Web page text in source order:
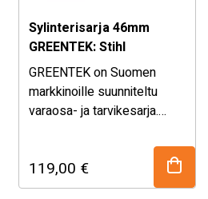
Sylinterisarja 46mm
GREENTEK: Stihl
FS360/420/500/550
GREENTEK on Suomen
markkinoille suunniteltu
varaosa- ja tarvikesarja.
kohtuullisen hintaiset
varaosat ja tarvikkeet
119,00 €